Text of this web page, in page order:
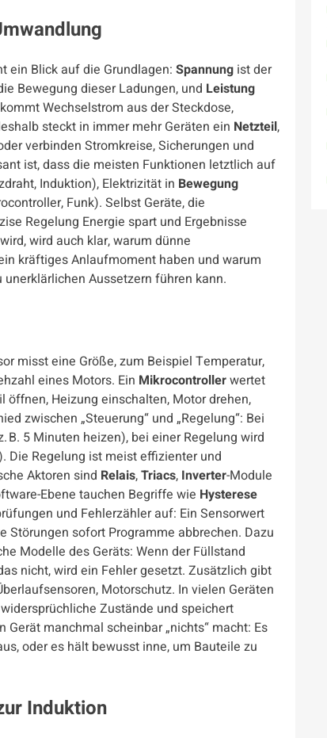
ein Blick auf die Grundlagen: Spannung ist der
Bewegung dieser Ladungen, und Leistung
Wechselstrom aus der Steckdose,
steckt in immer mehr Geräten ein Netzteil,
verbinden Stromkreise, Sicherungen und
ist, dass die meisten Funktionen letztlich auf
Induktion), Elektrizität in Bewegung
Funk). Selbst Geräte, die
Regelung Energie spart und Ergebnisse
wird auch klar, warum dünne
kräftiges Anlaufmoment haben und warum
Aussetzern führen kann.
misst eine Größe, zum Beispiel Temperatur,
eines Motors. Ein Mikrocontrollerwertet
Heizung einschalten, Motor drehen,
zwischen „Steuerung“ und „Regelung“: Bei
5 Minuten heizen), bei einer Regelung wird
Die Regelung ist meist effizienter und
Aktoren sind Relais,Triacs, Inverter-Module
Ebene tauchen Begriffe wie Hysterese
und Fehlerzähler auf: Ein Sensorwert
Störungen sofort Programme abbrechen. Dazu
Modelle des Geräts: Wenn der Füllstand
nicht, wird ein Fehler gesetzt. Zusätzlich gibt
Motorschutz. In vielen Geräten
Zustände und speichert
manchmal scheinbar „nichts“ macht: Es
oder es hält bewusst inne, um Bauteile zu
Induktion